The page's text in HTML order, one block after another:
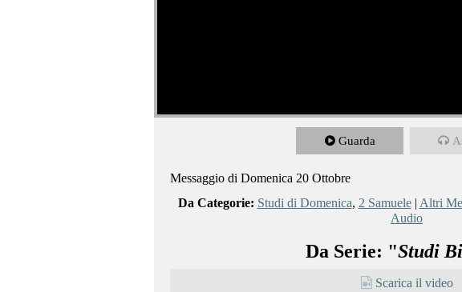
Guarda
Messaggio di Domenica 20 Ottobre
Da Categorie: Studi di Domenica, 2 Samuele| Altri
Audio
Da Serie: "Studi
Scarica il video